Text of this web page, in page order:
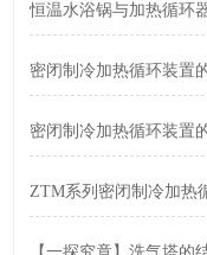
密闭制冷加热循环装置
密闭制冷加热循环装置
ZTM系列密闭制冷加热